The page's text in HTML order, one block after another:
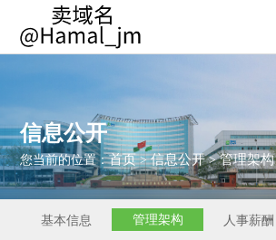
信息公开
您当前的位置：首页>信息公开>管理架构
基本信息 管理架构 人事薪酬